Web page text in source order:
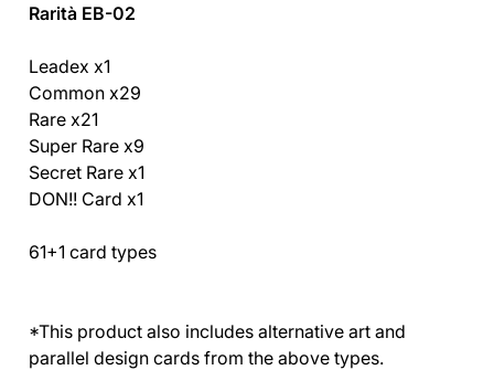
Rarità EB-02
Leadex x1
Common x29
Rare x21
Super Rare x9
Secret Rare x1
DON!! Card x1
61+1 card types
*This product also includes alternative art and
parallel design cards from the above types.